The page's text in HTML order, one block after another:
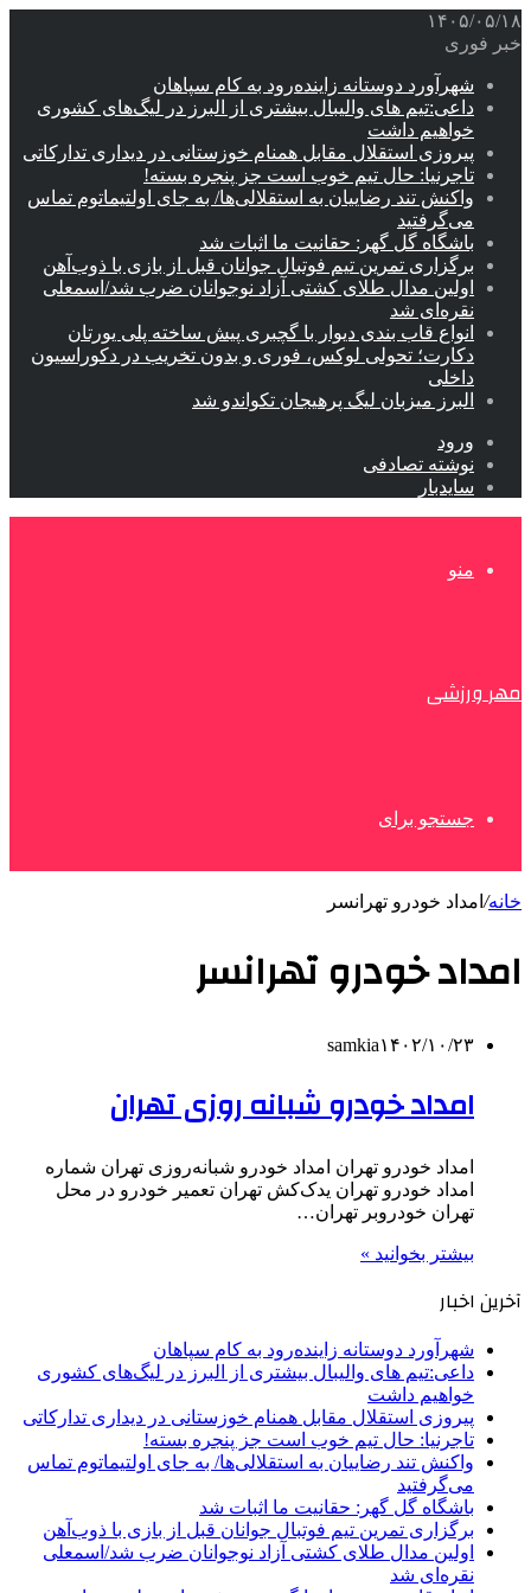
۱۴۰۵/۰۵/۱۸
خبر فوری
شهرآورد دوستانه زاینده‌رود به کام سپاهان
داعی:تیم های والیبال بیشتری از البرز در لیگ‌های کشوری
خواهیم داشت
پیروزی استقلال مقابل همنام خوزستانی در دیداری تدارکاتی
تاجرنیا: حال تیم خوب است جز پنجره بسته!
واکنش تند رضاییان به استقلالی‌ها/ به جای اولتیماتوم تماس
می‌گرفتید
باشگاه گل گهر: حقانیت ما اثبات شد
برگزاری تمرین تیم فوتبال جوانان قبل از بازی با ذوب‌آهن
اولین مدال طلای کشتی آزاد نوجوانان ضرب شد/اسمعلی
نقره‌ای شد
انواع قاب بندی دیوار با گچبری پیش ساخته پلی یورتان
دکارت؛ تحولی لوکس، فوری و بدون تخریب در دکوراسیون
داخلی
البرز میزبان لیگ پرهیجان تکواندو شد
ورود
نوشته تصادفی
سایدبار
منو
مهر ورزشی
جستجو برای
خانه/ امداد خودرو تهرانسر
امداد خودرو تهرانسر
samkia۱۴۰۲/۱۰/۲۳
امداد خودرو شبانه روزی تهران
امداد خودرو تهران امداد خودرو شبانه‌روزی تهران شماره
امداد خودرو تهران یدک‌کش تهران تعمیر خودرو در محل
تهران خودروبر تهران…
بیشتر بخوانید »
آخرین اخبار
شهرآورد دوستانه زاینده‌رود به کام سپاهان
داعی:تیم های والیبال بیشتری از البرز در لیگ‌های کشوری
خواهیم داشت
پیروزی استقلال مقابل همنام خوزستانی در دیداری تدارکاتی
تاجرنیا: حال تیم خوب است جز پنجره بسته!
واکنش تند رضاییان به استقلالی‌ها/ به جای اولتیماتوم تماس
می‌گرفتید
باشگاه گل گهر: حقانیت ما اثبات شد
برگزاری تمرین تیم فوتبال جوانان قبل از بازی با ذوب‌آهن
اولین مدال طلای کشتی آزاد نوجوانان ضرب شد/اسمعلی
نقره‌ای شد